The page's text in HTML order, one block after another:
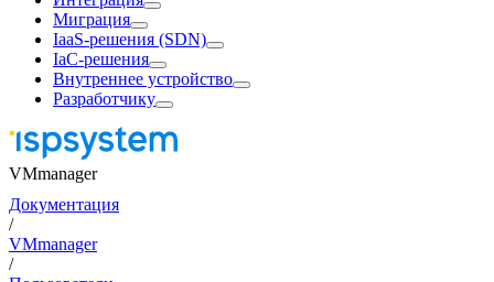
Миграция
IaaS-решения (SDN)
IaC-решения
Внутреннее устройство
Разработчику
VMmanager
Документация
/
VMmanager
/